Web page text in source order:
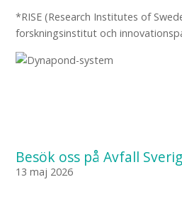
*RISE (Research Institutes of
forskningsinstitut och
Besök oss på Avfall
13 maj 2026